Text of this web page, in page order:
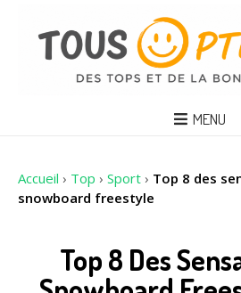
MENU
Accueil › Top › Sport › Top 8 des
snowboard freestyle
Top 8 Des